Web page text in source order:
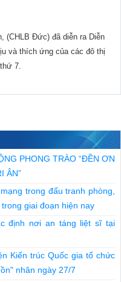
(CHLB Đức) đã diễn ra Diễn
và thích ứng của các đô thị
7.
PHONG TRÀO “ĐỀN ƠN
ÂN”
trong đấu tranh phòng,
trong giai đoạn hiện nay
định nơi an táng liệt sĩ tại
Kiến trúc Quốc gia tổ chức
nhân ngày 27/7